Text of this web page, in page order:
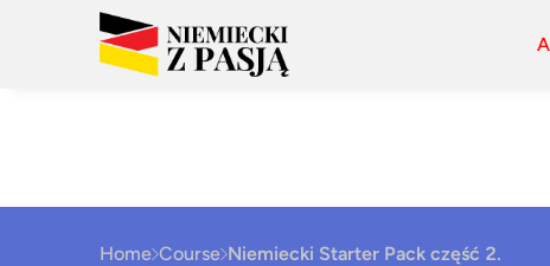
Home Course Niemiecki Starter Pack część 2.